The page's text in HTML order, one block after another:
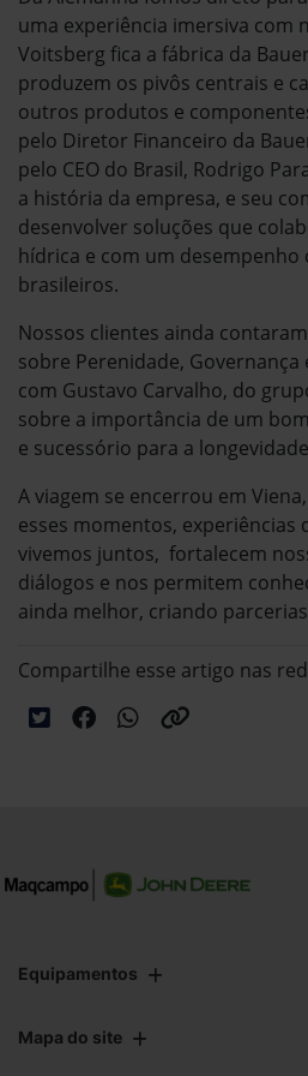
uma experiência imersiva com
Voitsberg fica a fábrica da
produzem os pivôs centrais e
outros produtos e
pelo Diretor Financeiro da
pelo CEO do Brasil, Rodrigo
a história da empresa, e seu
desenvolver soluções que
hídrica e com um desempenho
brasileiros.
Nossos clientes ainda
sobre Perenidade, Governança
com Gustavo Carvalho, do
sobre a importância de um
e sucessório para a
A viagem se encerrou em
esses momentos,
vivemos juntos, fortalecem
diálogos e nos permitem
ainda melhor, criando
Compartilhe esse artigo nas
Equipamentos
Mapa do site